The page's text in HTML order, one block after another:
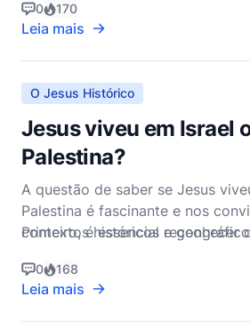
nos relatos dos Evangelhos. Este
apenas um momento crucial na
de Jesus, mas também carrega
implicações teológicas
0 170
Leia mais
O Jesus Histórico
Jesus viveu em Israel
Palestina?
A questão de saber se Jesus
Palestina é fascinante e nos
contextos históricos e
cenário histórico é crucial para
abrangente.
Primeiro, é essencial reconhecer
0 168
Leia mais